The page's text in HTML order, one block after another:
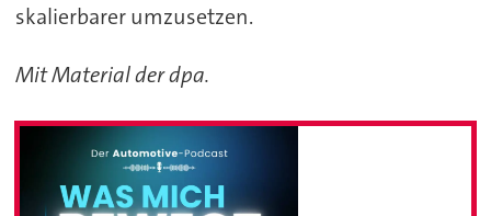
skalierbarer umzusetzen.
Mit Material der dpa.